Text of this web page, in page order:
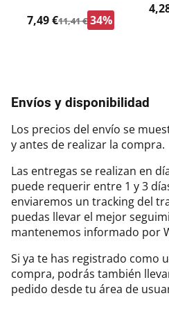
7,49 €11,41 € 34%
Envíos y disponibilidad
Los precios del envío se
y antes de realizar la compra.
Las entregas se realizan en
puede requerir entre 1 y 3
enviaremos un tracking del
puedas llevar el mejor
mantenemos informado por
Si ya te has registrado como
compra, podrás también
pedido desde tu área de